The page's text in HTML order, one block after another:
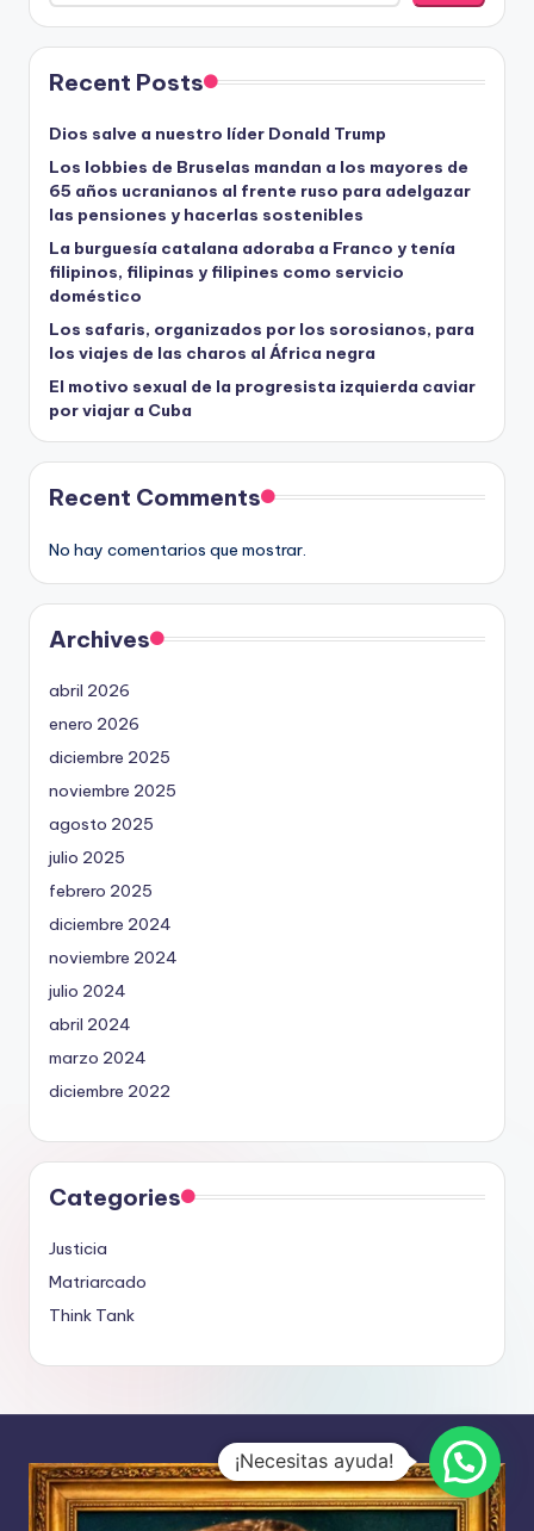
Recent Posts
Dios salve a nuestro líder Donald Trump
Los lobbies de Bruselas mandan a los mayores de
65 años ucranianos al frente ruso para adelgazar
las pensiones y hacerlas sostenibles
La burguesía catalana adoraba a Franco y tenía
filipinos, filipinas y filipines como servicio
doméstico
Los safaris, organizados por los sorosianos, para
los viajes de las charos al África negra
El motivo sexual de la progresista izquierda caviar
por viajar a Cuba
Recent Comments
No hay comentarios que mostrar.
Archives
abril 2026
enero 2026
diciembre 2025
noviembre 2025
agosto 2025
julio 2025
febrero 2025
diciembre 2024
noviembre 2024
julio 2024
abril 2024
marzo 2024
diciembre 2022
Categories
Justicia
Matriarcado
Think Tank
¡Necesitas ayuda!